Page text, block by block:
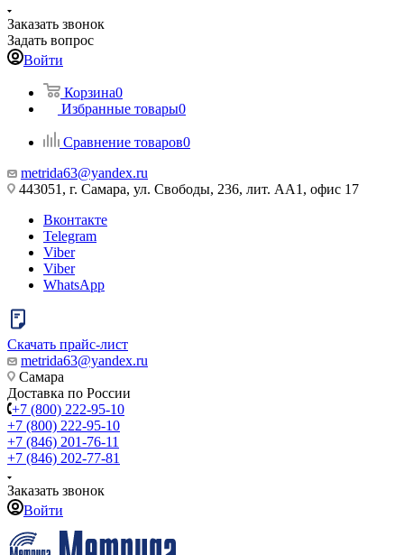
Заказать звонок
Задать вопрос
Войти
Корзина0
Избранные товары0
Сравнение товаров0
metrida63@yandex.ru
443051, г. Самара, ул. Свободы, 236, лит. АА1, офис 17
Вконтакте
Telegram
Viber
Viber
WhatsApp
Скачать прайс-лист
metrida63@yandex.ru
Самара
Доставка по России
+7 (800) 222-95-10
+7 (800) 222-95-10
+7 (846) 201-76-11
+7 (846) 202-77-81
Заказать звонок
Войти